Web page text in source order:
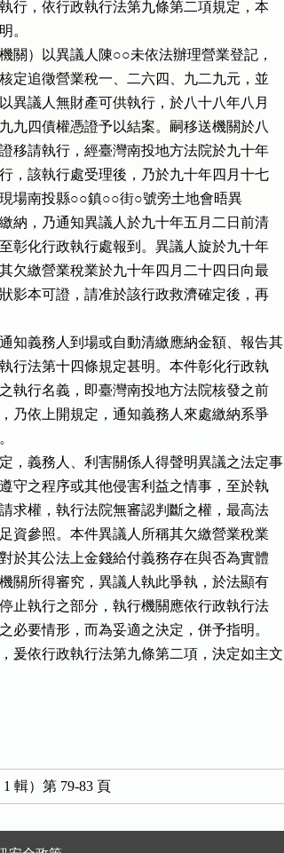
行，依行政執行法第九條第二項規定，本
。
關）以異議人陳○○未依法辦理營業登記，
定追徵營業稅一、二六四、九二九元，並
異議人無財產可供執行，於八十八年八月
九四債權憑證予以結案。嗣移送機關於八
移請執行，經臺灣南投地方法院於九十年
，該執行處受理後，乃於九十年四月十七
現場南投縣○○鎮○○街○號旁土地會晤異
納，乃通知異議人於九十年五月二日前清
彰化行政執行處報到。異議人旋於九十年
欠繳營業稅業於九十年四月二十四日向最
影本可證，請准於該行政救濟確定後，再
知義務人到場或自動清繳應納金額、報告其
行法第十四條規定甚明。本件彰化行政執
執行名義，即臺灣南投地方法院核發之前
乃依上開規定，通知義務人來處繳納系爭
，義務人、利害關係人得聲明異議之法定事
守之程序或其他侵害利益之情事，至於執
求權，執行法院無審認判斷之權，最高法
資參照。本件異議人所稱其欠繳營業稅業
於其公法上金錢給付義務存在與否為實體
關所得審究，異議人執此爭執，於法顯有
止執行之部分，執行機關應依行政執行法
必要情形，而為妥適之決定，併予指明。
爰依行政執行法第九條第二項，決定如主文
輯）第 79-83 頁